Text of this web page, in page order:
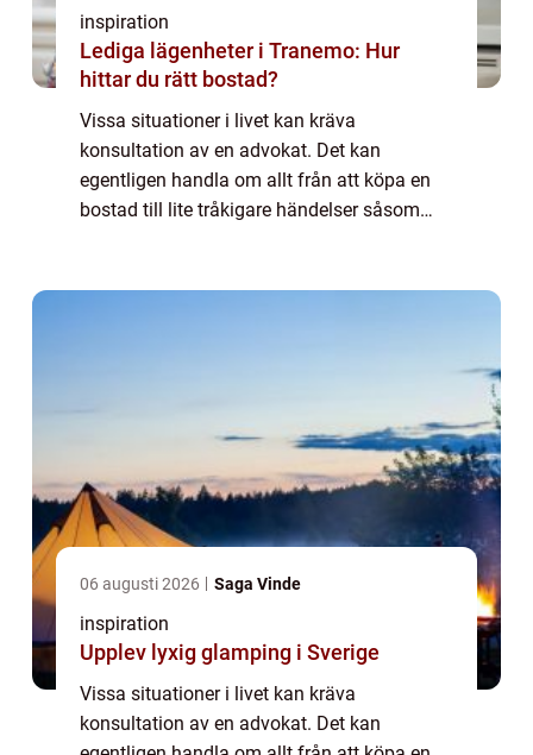
inspiration
Lediga lägenheter i Tranemo: Hur
hittar du rätt bostad?
Vissa situationer i livet kan kräva
konsultation av en advokat. Det kan
egentligen handla om allt från att köpa en
bostad till lite tråkigare händelser såsom
06 augusti 2026 Saga Vinde
inspiration
Upplev lyxig glamping i Sverige
Vissa situationer i livet kan kräva
konsultation av en advokat. Det kan